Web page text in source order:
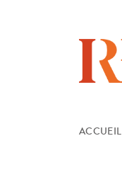
ACCUEIL